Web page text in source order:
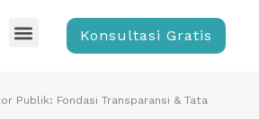
Menu Konsultasi Gratis
Publik: Fondasi Transparansi & Tata